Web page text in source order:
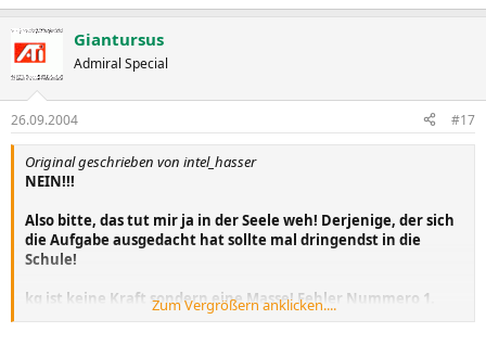
Giantursus
Admiral Special
26.09.2004 #17
Original geschrieben von intel_hasser
NEIN!!!
Also bitte, das tut mir ja in der Seele weh! Derjenige, der sich
die Aufgabe ausgedacht hat sollte mal dringendst in die
Schule!
kg ist keine Kraft sondern eine Masse! Fehler Nummero 1.
Dann ist ein Druck alles andere als g/cm², Fehler Nummero 2.
Zum Vergrößern anklicken....